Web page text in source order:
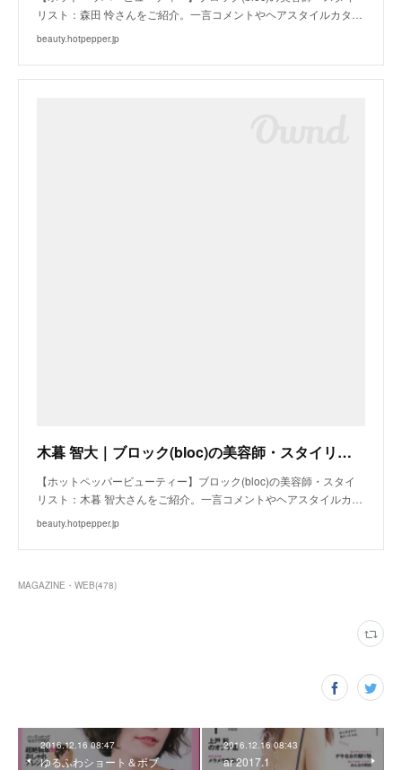
リスト：森田 怜さんをご紹介。一言コメントやヘアスタイルカタ…
beauty.hotpepper.jp
木暮 智大｜ブロック(bloc)の美容師・スタイリスト｜ホットペッパービューティー
【ホットペッパービューティー】ブロック(bloc)の美容師・スタイ
リスト：木暮 智大さんをご紹介。一言コメントやヘアスタイルカ…
beauty.hotpepper.jp
MAGAZINE・WEB(478)
2016.12.16 08:47
ゆるふわショート＆ボブ
2016.12.16 08:43
ar 2017.1